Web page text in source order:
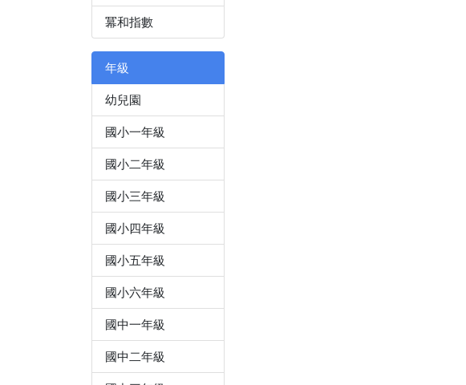
冪和指數
年級
幼兒園
國小一年級
國小二年級
國小三年級
國小四年級
國小五年級
國小六年級
國中一年級
國中二年級